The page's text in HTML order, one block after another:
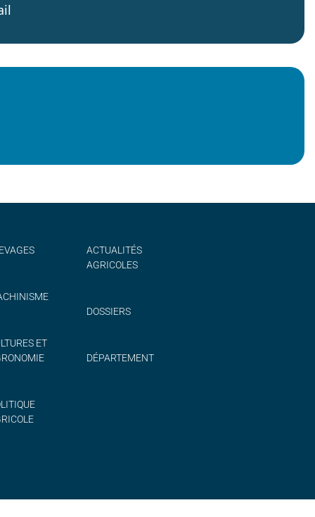
ET
ACTUALITÉS
AGRICOLES
DOSSIERS
DÉPARTEMENT